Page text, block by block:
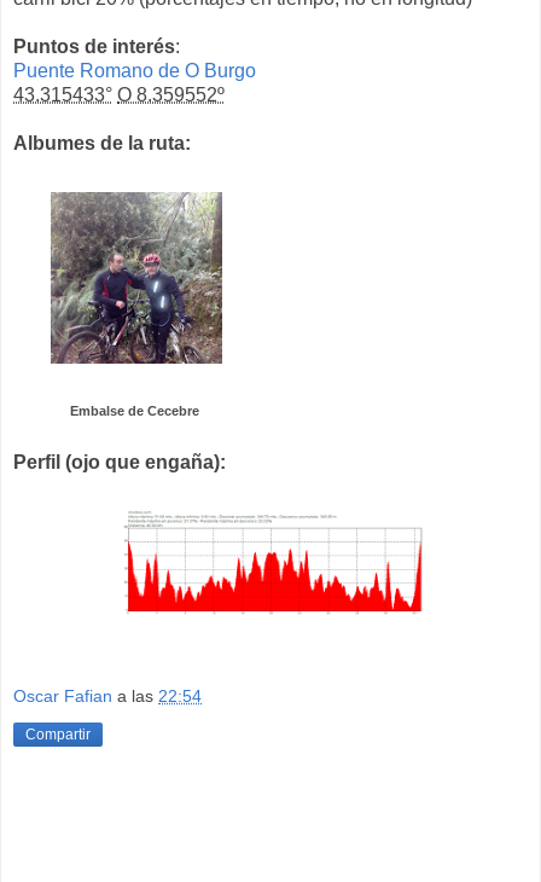
Puntos de interés:
Puente Romano de O Burgo
43.315433° O 8.359552º
Albumes de la ruta:
Embalse de Cecebre
Perfil (ojo que engaña):
Oscar Fafian a las 22:54
Compartir